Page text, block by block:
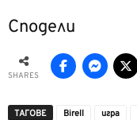
Сподели
SHARES
ТАГОВЕ Birell игра